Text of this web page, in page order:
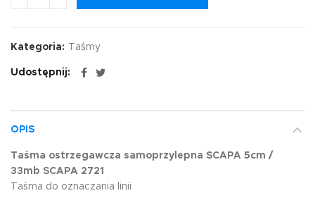
Kategoria: Taśmy
Udostępnij
OPIS
Taśma ostrzegawcza samoprzylepna SCAPA 5cm /
33mb SCAPA 2721
Taśma do oznaczania linii